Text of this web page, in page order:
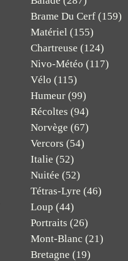
Brame Du Cerf (159)
Matériel (155)
Chartreuse (124)
Nivo-Météo (117)
Vélo (115)
Humeur (99)
Récoltes (94)
Norvège (67)
Vercors (54)
Italie (52)
Nuitée (52)
Tétras-Lyre (46)
Loup (44)
Portraits (26)
Mont-Blanc (21)
Bretagne (19)